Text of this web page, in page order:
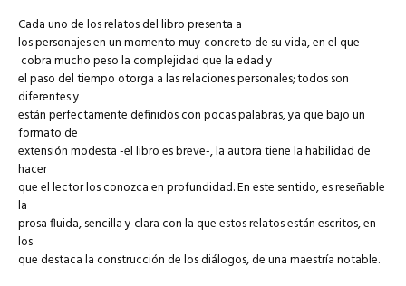
Cada uno de los relatos del libro presenta a
los personajes en un momento muy concreto de su vida, en el que
cobra mucho peso la complejidad que la edad y
el paso del tiempo otorga a las relaciones personales; todos son
diferentes y
están perfectamente definidos con pocas palabras, ya que bajo un
formato de
extensión modesta -el libro es breve-, la autora tiene la habilidad de
hacer
que el lector los conozca en profundidad. En este sentido, es reseñable
la
prosa fluida, sencilla y clara con la que estos relatos están escritos, en
los
que destaca la construcción de los diálogos, de una maestría notable.